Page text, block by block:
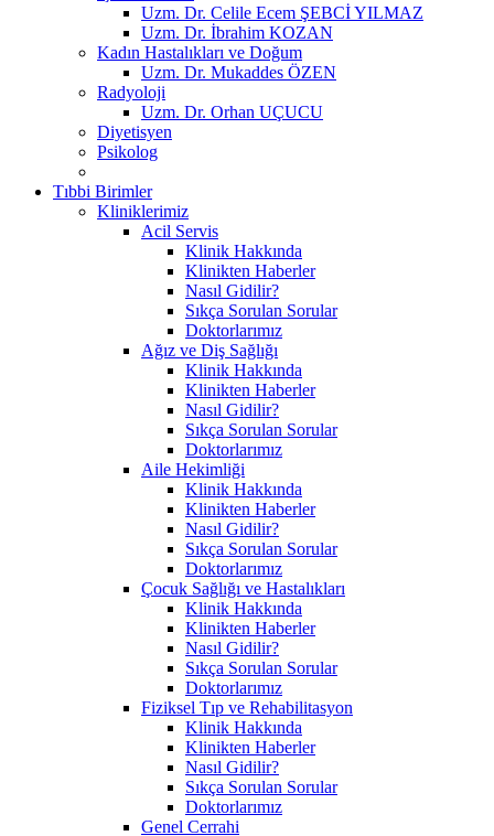
Uzm. Dr. Celile Ecem ŞEBCİ YILMAZ
Uzm. Dr. İbrahim KOZAN
Kadın Hastalıkları ve Doğum
Uzm. Dr. Mukaddes ÖZEN
Radyoloji
Uzm. Dr. Orhan UÇUCU
Diyetisyen
Psikolog
Tıbbi Birimler
Kliniklerimiz
Acil Servis
Klinik Hakkında
Klinikten Haberler
Nasıl Gidilir?
Sıkça Sorulan Sorular
Doktorlarımız
Ağız ve Diş Sağlığı
Klinik Hakkında
Klinikten Haberler
Nasıl Gidilir?
Sıkça Sorulan Sorular
Doktorlarımız
Aile Hekimliği
Klinik Hakkında
Klinikten Haberler
Nasıl Gidilir?
Sıkça Sorulan Sorular
Doktorlarımız
Çocuk Sağlığı ve Hastalıkları
Klinik Hakkında
Klinikten Haberler
Nasıl Gidilir?
Sıkça Sorulan Sorular
Doktorlarımız
Fiziksel Tıp ve Rehabilitasyon
Klinik Hakkında
Klinikten Haberler
Nasıl Gidilir?
Sıkça Sorulan Sorular
Doktorlarımız
Genel Cerrahi